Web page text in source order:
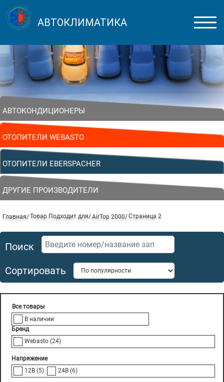
АВТОКЛИМАТИКА
АВТОКОНДИЦИОНЕРЫ
ОТОПИТЕЛИ WEBASTO
ОТОПИТЕЛИ EBERSPACHER
ДРУГИЕ ПРОИЗВОДИТЕЛИ
Главная Товар Подходит для AirTop 2000 Страница 2
Поиск
Сортировать
В наличии
Бренд
Webasto (24)
Напряжение
12В (5) 24В (6)